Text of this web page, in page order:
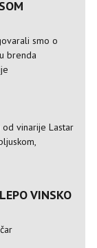
smo o
brenda
vinarije Lastar
VINSKO